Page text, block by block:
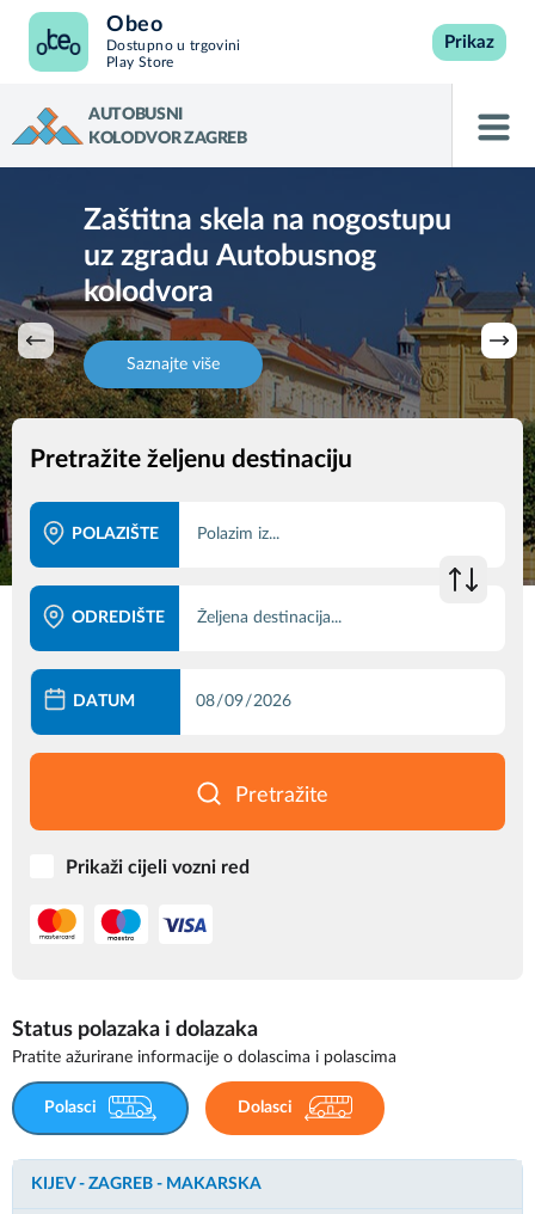
Obeo
Dostupno u trgovini
Play Store
Prikaz
AUTOBUSNI
KOLODVOR ZAGREB
Zaštitna skela na nogostupu
uz zgradu Autobusnog
kolodvora
Saznajte više
Najbrži i najpouzdaniji
prijevoz s Autobusnog
kolodvora Zagreb do Zračne
luke Franjo Tuđman i natrag
Pretražite željenu destinaciju
POLAZIŠTE
ODREDIŠTE
DATUM
Pretražite
Prikaži cijeli vozni red
Status polazaka i dolazaka
Pratite ažurirane informacije o dolascima i polascima
Polasci Dolasci
KIJEV - ZAGREB - MAKARSKA
KIJEV - ZAGREB - MAKARSKA